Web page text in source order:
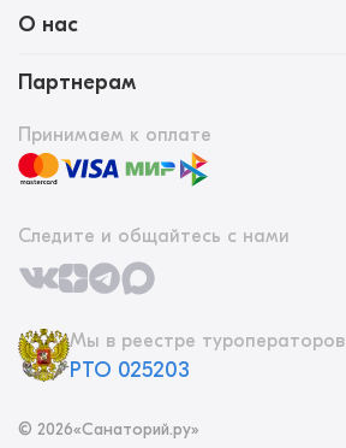
О нас
Партнерам
Принимаем к оплате
Следите и общайтесь с нами
Мы в реестре туроператоров
РТО 025203
© 2026«Санаторий.ру»